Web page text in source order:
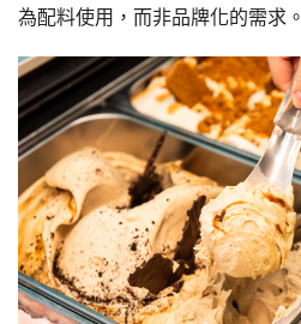
為配料使用，而非品牌化的需求。